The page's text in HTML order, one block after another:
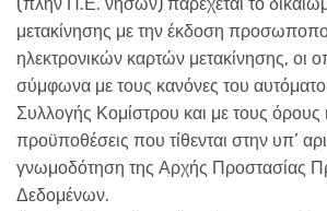
(πλην Π.Ε. νήσων) παρέχεται το
μετακίνησης με την έκδοση
ηλεκτρονικών καρτών μετακίνησης, οι
σύμφωνα με τους κανόνες του
Συλλογής Κομίστρου και με τους όρους
προϋποθέσεις που τίθενται στην υπ’
γνωμοδότηση της Αρχής Προστασίας
Δεδομένων.